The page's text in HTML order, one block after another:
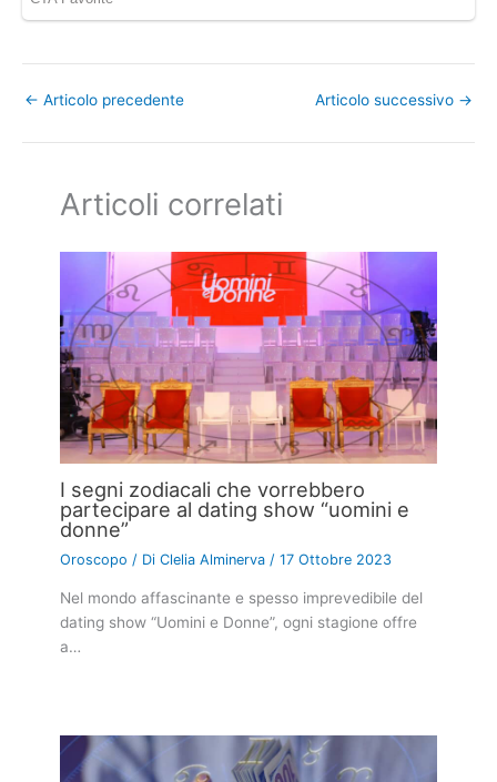
← Articolo precedente Articolo successivo →
Articoli correlati
I segni zodiacali che vorrebbero
partecipare al dating show “uomini e
donne”
Oroscopo / DiClelia Alminerva /17 Ottobre 2023
Nel mondo affascinante e spesso imprevedibile del
dating show “Uomini e Donne”, ogni stagione offre
a…